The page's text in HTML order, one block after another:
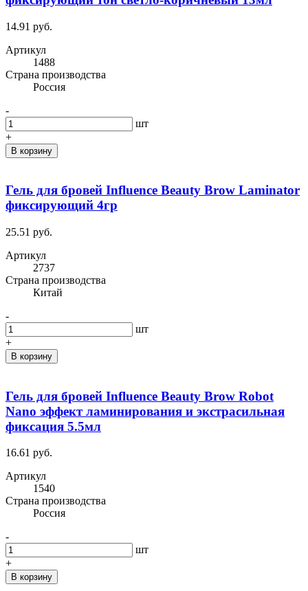
14.91 руб.
Артикул
1488
Cтрана производства
Россия
-
шт
+
В корзину
Гель для бровей Influence Beauty Brow Laminator
фиксирующий 4гр
25.51 руб.
Артикул
2737
Cтрана производства
Китай
-
шт
+
В корзину
Гель для бровей Influence Beauty Brow Robot
Nano эффект ламинирования и экстрасильная
фиксация 5.5мл
16.61 руб.
Артикул
1540
Cтрана производства
Россия
-
шт
+
В корзину